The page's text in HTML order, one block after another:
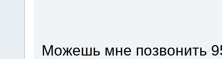
Можешь мне позвонить